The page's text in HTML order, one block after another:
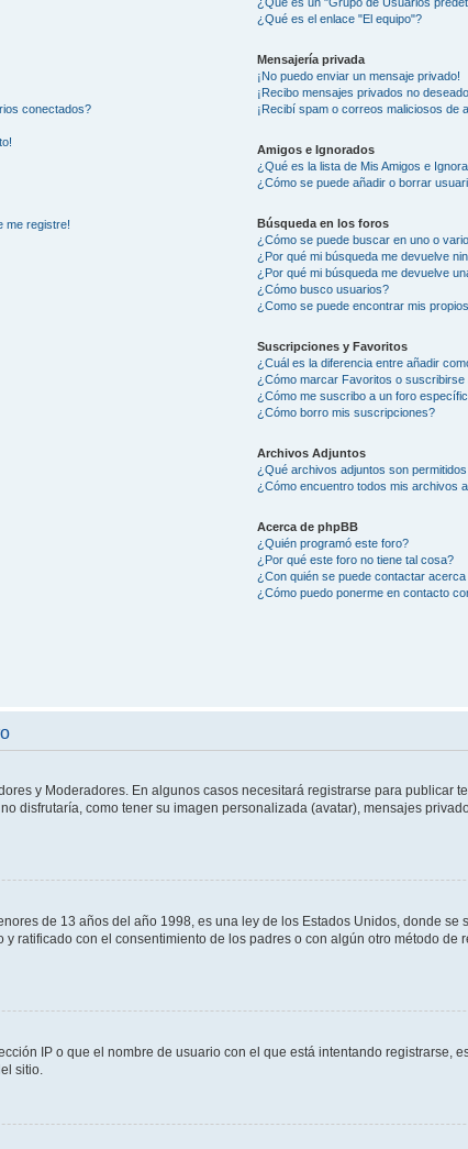
conectados?
me registre!
¿Qué es el enlace "El equipo"?
Mensajería privada
¡No puedo enviar un mensaje privado!
¡Recibo mensajes privados no
¡Recibí spam o correos maliciosos de
Amigos e Ignorados
¿Qué es la lista de Mis Amigos e
¿Cómo se puede añadir o borrar
Búsqueda en los foros
¿Cómo se puede buscar en uno o
¿Por qué mi búsqueda me devuelve
¿Por qué mi búsqueda me devuelve
¿Cómo busco usuarios?
¿Como se puede encontrar mis
Suscripciones y Favoritos
¿Cuál es la diferencia entre añadir
¿Cómo marcar Favoritos o
¿Cómo me suscribo a un foro
¿Cómo borro mis suscripciones?
Archivos Adjuntos
¿Qué archivos adjuntos son
¿Cómo encuentro todos mis archivos
Acerca de phpBB
¿Quién programó este foro?
¿Por qué este foro no tiene tal cosa?
¿Con quién se puede contactar
¿Cómo puedo ponerme en contacto
y Moderadores. En algunos casos necesitará registrarse para publicar
disfrutaría, como tener su imagen personalizada (avatar), mensajes
de 13 años del año 1998, es una ley de los Estados Unidos, donde
ratificado con el consentimiento de los padres o con algún otro método
IP o que el nombre de usuario con el que está intentando registrarse,
sitio.